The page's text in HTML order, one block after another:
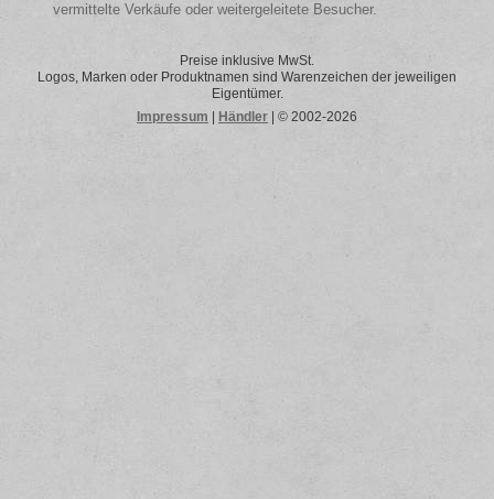
vermittelte Verkäufe oder weitergeleitete Besucher.
Preise inklusive MwSt.
Logos, Marken oder Produktnamen sind Warenzeichen der jeweiligen
Eigentümer.
Impressum
Händler | © 2002-2026